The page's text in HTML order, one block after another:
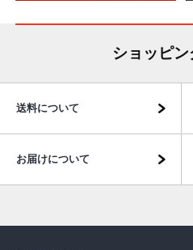
ショッピ
送料について
お届けについて